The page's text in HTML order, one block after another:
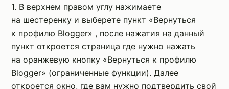
1. В верхнем правом углу нажимаете
на шестеренку и выберете пункт «Вернуться
к профилю Blogger» , после нажатия на данный
пункт откроется страница где нужно нажать
на оранжевую кнопку «Вернуться к профилю
Blogger» (ограниченные функции). Далее
откроется окно, где вам нужно подтвердить свой